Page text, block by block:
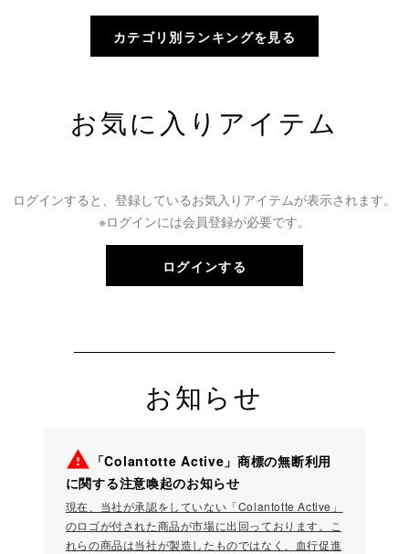
カテゴリ別ランキングを見る
お気に入りアイテム
ログインすると、登録しているお気入りアイテムが表示されます。
※ログインには会員登録が必要です。
ログインする
お知らせ
warning 「Colantotte Active」商標の無断利用
に関する注意喚起のお知らせ
現在、当社が承認をしていない「Colantotte Active」
のロゴが付された商品が市場に出回っております。こ
れらの商品は当社が製造したものではなく、血行促進